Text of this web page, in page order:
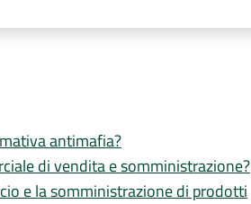
antimafia?
di vendita e somministrazione?
e la somministrazione di prodotti